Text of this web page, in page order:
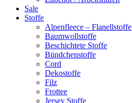
Sale
Stoffe
Alpenfleece – Flanellstoffe
Baumwollstoffe
Beschichtete Stoffe
Bündchenstoffe
Cord
Dekostoffe
Filz
Frottee
Jersey Stoffe